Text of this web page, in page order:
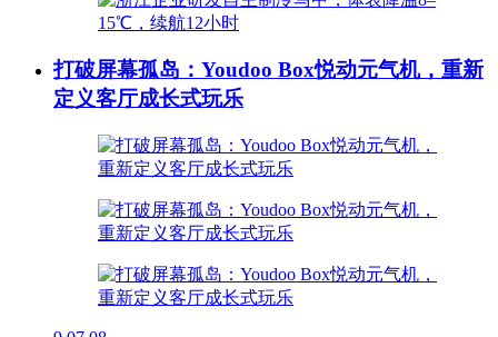
打破屏幕孤岛：Youdoo Box悦动元气机，重新
定义客厅成长式玩乐